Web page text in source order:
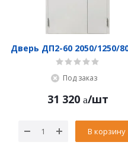
Дверь ДП2-60 2050/1250/
Под заказ
31 320 /шт
В корзину